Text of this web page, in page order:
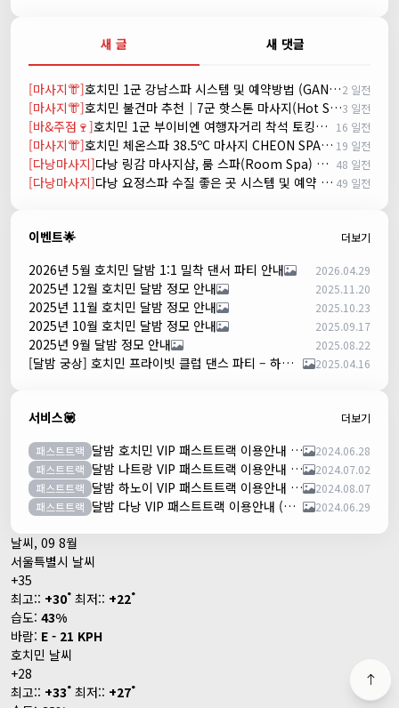
새 글 새 댓글
[마사지👘] 호치민 1군 강남스파 시스템 및 예약방법 (GANGNAM SPA)2 일전
[마사지👘] 호치민 불건마 추천｜7군 핫스톤 마사지(Hot Stone massage)3 일전
[바&주점🍷] 호치민 1군 부이비엔 여행자거리 착석 토킹바 놀이터 (NORITER LOUNGE) 16 일전
[마사지👘] 호치민 체온스파 38.5ºC 마사지 CHEON SPA Massage 19 일전
[다낭마사지] 다낭 링감 마사지샵, 룸 스파(Room Spa) 예약 48 일전
[다낭마사지] 다낭 요정스파 수질 좋은 곳 시스템 및 예약 방법 49 일전
이벤트🌟 더보기
2026년 5월 호치민 달밤 1:1 밀착 댄서 파티 안내 2026.04.29
2025년 12월 호치민 달밤 정모 안내 2025.11.20
2025년 11월 호치민 달밤 정모 안내 2025.10.23
2025년 10월 호치민 달밤 정모 안내 2025.09.17
2025년 9월 달밤 정모 안내 2025.08.22
[달밤 궁상] 호치민 프라이빗 클럽 댄스 파티 – 하루 한 팀만! 2025.04.16
서비스💟 더보기
패스트트랙 달밤 호치민 VIP 패스트트랙 이용안내 (떤션넛공항)
2024.06.28
패스트트랙
달밤 나트랑 VIP 패스트트랙 이용안내 (깜란공항)
2024.07.02
패스트트랙
달밤 하노이 VIP 패스트트랙 이용안내 (노이바이공항)
2024.08.07
패스트트랙
달밤 다낭 VIP 패스트트랙 이용안내 (다낭국제공항) 2024.06.29
날씨, 09 8월
서울특별시 날씨
+35
최고:: +30° 최저:: +22°
습도: 43%
바람: E - 21 KPH
호치민 날씨
+28
최고:: +33° 최저:: +27°